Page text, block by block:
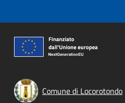
Comune di Locorotondo